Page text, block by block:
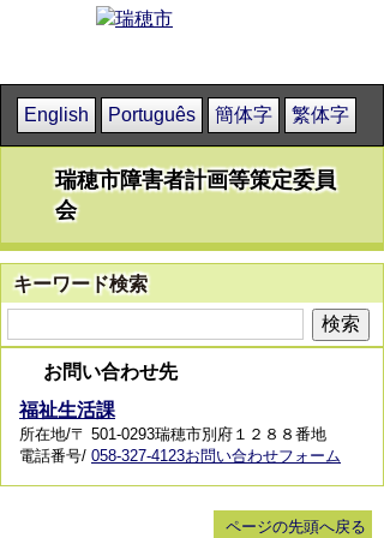
English Português 簡体字 繁体字
瑞穂市障害者計画等策定委員
会
キーワード検索
お問い合わせ先
福祉生活課
所在地/〒 501-0293瑞穂市別府１２８８番地
電話番号/ 058-327-4123お問い合わせフォーム
ページの先頭へ戻る